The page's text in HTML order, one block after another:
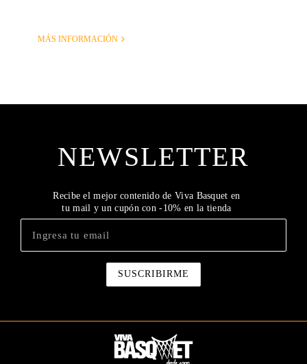
MÁS INFORMACIÓN
NEWSLETTER
Recibe el mejor contenido de Viva Basquet en
tu mail y un cupón con -10% en la tienda